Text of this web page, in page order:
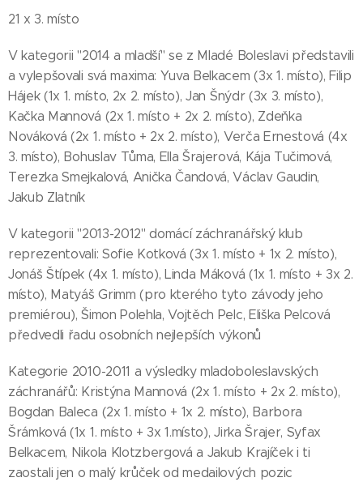
21 x 3. místo
V kategorii "2014 a mladší" se z Mladé Boleslavi představili
a vylepšovali svá maxima: Yuva Belkacem (3x 1. místo), Filip
Hájek (1x 1. místo, 2x 2. místo), Jan Šnýdr (3x 3. místo),
Kačka Mannová (2x 1. místo + 2x 2. místo), Zdeňka
Nováková (2x 1. místo + 2x 2. místo), Verča Ernestová (4x
3. místo), Bohuslav Tůma, Ella Šrajerová, Kája Tučimová,
Terezka Smejkalová, Anička Čandová, Václav Gaudin,
Jakub Zlatník
V kategorii "2013-2012" domácí záchranářský klub
reprezentovali: Sofie Kotková (3x 1. místo + 1x 2. místo),
Jonáš Štípek (4x 1. místo), Linda Máková (1x 1. místo + 3x 2.
místo), Matyáš Grimm (pro kterého tyto závody jeho
premiérou), Šimon Polehla, Vojtěch Pelc, Eliška Pelcová
předvedli řadu osobních nejlepších výkonů
Kategorie 2010-2011 a výsledky mladoboleslavských
záchranářů: Kristýna Mannová (2x 1. místo + 2x 2. místo),
Bogdan Baleca (2x 1. místo + 1x 2. místo), Barbora
Šrámková (1x 1. místo + 3x 1.místo), Jirka Šrajer, Syfax
Belkacem, Nikola Klotzbergová a Jakub Krajíček i ti
zaostali jen o malý krůček od medailových pozic